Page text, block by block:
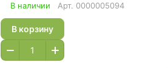
В наличии Арт. 0000005094
В корзину